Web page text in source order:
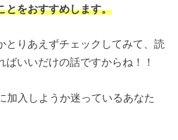
とをおすすめします。
とりあえずチェックしてみて、読
いいだけの話ですからね！！
加入しようか迷っているあなた